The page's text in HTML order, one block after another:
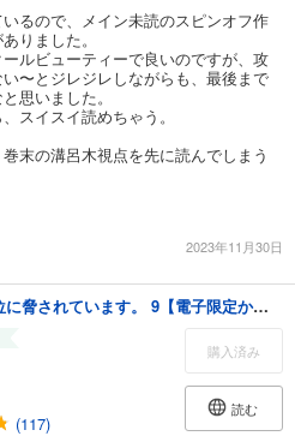
るので、メイン未読のスピンオフ作
りました。
ルビューティーで良いのですが、攻
〜とジレジレしながらも、最後まで
思いました。
スイスイ読めちゃう。
末の溝呂木視点を先に読んでしまう
2023年11月30日
抱かれたい男1位に脅されています。 9【電子限定かきおろし付】
(117)
購入済み
読む